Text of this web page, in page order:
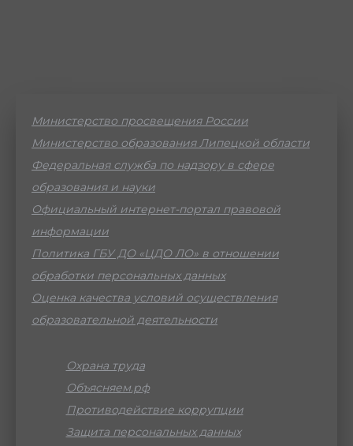
Министерство просвещения России
Министерство образования Липецкой области
Федеральная служба по надзору в сфере
образования и науки
Официальный интернет-портал правовой
информации
Политика ГБУ ДО «ЦДО ЛО» в отношении
обработки персональных данных
Оценка качества условий осуществления
образовательной деятельности
Охрана труда
Объясняем.рф
Противодействие коррупции
Защита персональных данных